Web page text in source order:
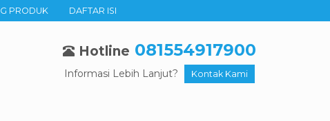
PRODUK DAFTAR ISI
Hotline 081554917900
Informasi Lebih Lanjut? Kontak Kami